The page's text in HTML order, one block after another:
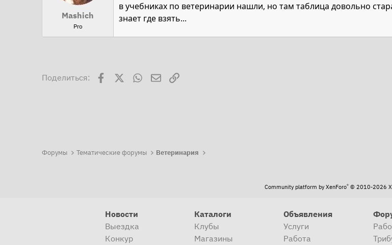
Mashich
Pro
в учебниках по ветеринарии нашли, но там таблица довольно
знает где взять...
Поделиться: FacebookWhatsAppЭлектронная почта
Ссылка
Форумы Тематические форумы Ветеринария
Community platform by XenForo® © 2010-2026
Новости
Выездка
Конкур
Каталоги
Клубы
Магазины
Объявления
Услуги
Работа